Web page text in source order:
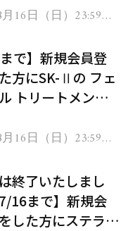
16日（日）23:59ま
まで】新規会員登
方にSK-Ⅱの フェ
ト
16日（日）23:59ま
終了いたしまし
16まで】新規会
した方にステラボ